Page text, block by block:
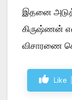
இதனை
கிருஷ்ணன்
விசாரணை
Like